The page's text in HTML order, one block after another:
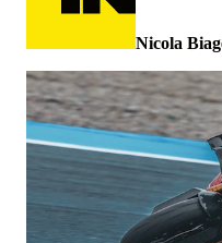
Nicola